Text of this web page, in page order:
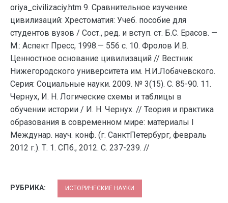
oriya_civilizaciy.htm 9. Сравнительное изучение
цивилизаций: Хрестоматия: Учеб. пособие для
студентов вузов / Сост., ред. и вступ. ст. Б.С. Ерасов. —
М.: Аспект Пресс, 1998.— 556 с. 10. Фролов И.В.
Ценностное основание цивилизаций // Вестник
Нижегородского университета им. Н.И.Лобачевского.
Серия: Социальные науки. 2009. № 3(15). С. 85-90. 11.
Чернух, И. Н. Логические схемы и таблицы в
обучении истории / И. Н. Чернух. // Теория и практика
образования в современном мире: материалы I
Междунар. науч. конф. (г. СанктПетербург, февраль
2012 г.). Т. 1. СПб., 2012. С. 237-239. //
РУБРИКА: ИСТОРИЧЕСКИЕ НАУКИ